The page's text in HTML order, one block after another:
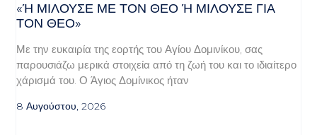
«Ή ΜΙΛΟΎΣΕ ΜΕ ΤΟΝ ΘΕΌ Ή ΜΙΛΟΎΣΕ ΓΙΑ ΤΟ
Ν ΘΕΌ»
Με την ευκαιρία της εορτής του Αγίου Δομινίκου, σας
παρουσιάζω μερικά στοιχεία από τη ζωή του και το ιδιαίτερο
χάρισμά του. Ο Άγιος Δομίνικος ήταν
8 Αυγούστου, 2026